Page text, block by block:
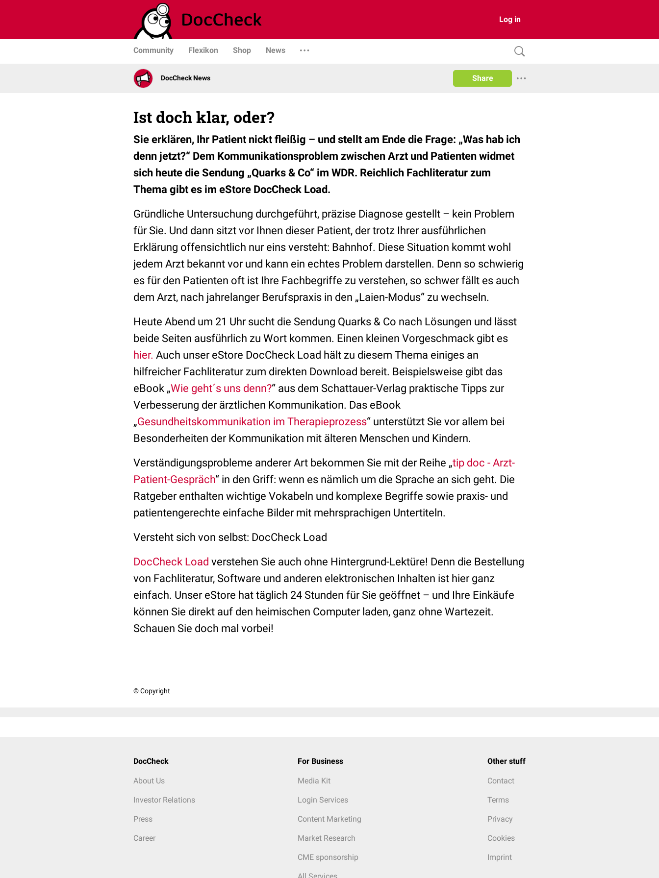
Log in
Community Flexikon Shop News
DocCheck News Share
Ist doch klar, oder?
Sie erklären, Ihr Patient nickt fleißig – und stellt am Ende die Frage: „Was hab ich
denn jetzt?“ Dem Kommunikationsproblem zwischen Arzt und Patienten widmet
sich heute die Sendung „Quarks & Co“ im WDR. Reichlich Fachliteratur zum
Thema gibt es im eStore DocCheck Load.
Gründliche Untersuchung durchgeführt, präzise Diagnose gestellt – kein Problem
für Sie. Und dann sitzt vor Ihnen dieser Patient, der trotz Ihrer ausführlichen
Erklärung offensichtlich nur eins versteht: Bahnhof. Diese Situation kommt wohl
jedem Arzt bekannt vor und kann ein echtes Problem darstellen. Denn so schwierig
es für den Patienten oft ist Ihre Fachbegriffe zu verstehen, so schwer fällt es auch
dem Arzt, nach jahrelanger Berufspraxis in den „Laien-Modus“ zu wechseln.
Heute Abend um 21 Uhr sucht die Sendung Quarks & Co nach Lösungen und lässt
beide Seiten ausführlich zu Wort kommen. Einen kleinen Vorgeschmack gibt es
hier. Auch unser eStore DocCheck Load hält zu diesem Thema einiges an
hilfreicher Fachliteratur zum direkten Download bereit. Beispielsweise gibt das
eBook „Wie geht´s uns denn?“ aus dem Schattauer-Verlag praktische Tipps zur
Verbesserung der ärztlichen Kommunikation. Das eBook
„Gesundheitskommunikation im Therapieprozess“ unterstützt Sie vor allem bei
Besonderheiten der Kommunikation mit älteren Menschen und Kindern.
Verständigungsprobleme anderer Art bekommen Sie mit der Reihe „tip doc - Arzt-
Patient-Gespräch“ in den Griff: wenn es nämlich um die Sprache an sich geht. Die
Ratgeber enthalten wichtige Vokabeln und komplexe Begriffe sowie praxis- und
patientengerechte einfache Bilder mit mehrsprachigen Untertiteln.
Versteht sich von selbst: DocCheck Load
DocCheck Load verstehen Sie auch ohne Hintergrund-Lektüre! Denn die Bestellung
von Fachliteratur, Software und anderen elektronischen Inhalten ist hier ganz
einfach. Unser eStore hat täglich 24 Stunden für Sie geöffnet – und Ihre Einkäufe
können Sie direkt auf den heimischen Computer laden, ganz ohne Wartezeit.
Schauen Sie doch mal vorbei!
© Copyright
DocCheck
About Us
Investor Relations
Press
Career
For Business
Media Kit
Login Services
Content Marketing
Market Research
CME sponsorship
Other stuff
Contact
Terms
Privacy
Cookies
Imprint